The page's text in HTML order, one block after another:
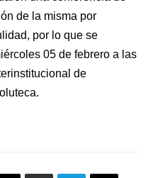
de la misma por
por lo que se
05 de febrero a las
de